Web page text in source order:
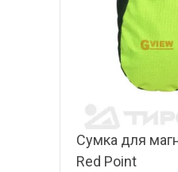
Сумка для
Red Point